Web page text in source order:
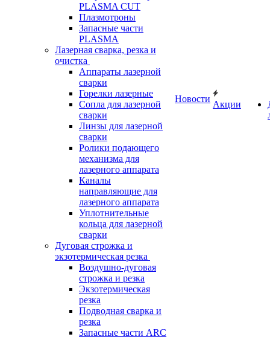
PLASMA CUT
Плазмотроны
Запасные части
PLASMA
Лазерная сварка, резка и
очистка
Аппараты лазерной
сварки
Горелки лазерные
Сопла для лазерной
сварки
Линзы для лазерной
сварки
Ролики подающего
механизма для
лазерного аппарата
Каналы
направляющие для
лазерного аппарата
Уплотнительные
кольца для лазерной
сварки
Дуговая строжка и
экзотермическая резка
Воздушно-дуговая
строжка и резка
Экзотермическая
резка
Подводная сварка и
резка
Запасные части ARC
Новости
Акции